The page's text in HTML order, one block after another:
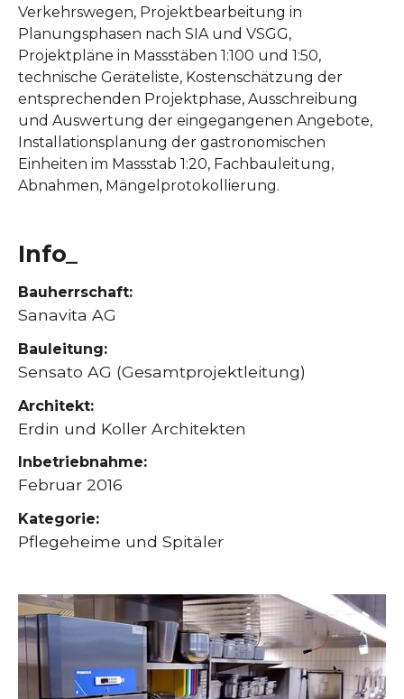
Verkehrswegen, Projektbearbeitung in
Planungsphasen nach SIA und VSGG,
Projektpläne in Massstäben 1:100 und 1:50,
technische Geräteliste, Kostenschätzung der
entsprechenden Projektphase, Ausschreibung
und Auswertung der eingegangenen Angebote,
Installationsplanung der gastronomischen
Einheiten im Massstab 1:20, Fachbauleitung,
Abnahmen, Mängelprotokollierung.
Info_
Bauherrschaft:
Sanavita AG
Bauleitung:
Sensato AG (Gesamtprojektleitung)
Architekt:
Erdin und Koller Architekten
Inbetriebnahme:
Februar 2016
Kategorie:
Pflegeheime und Spitäler